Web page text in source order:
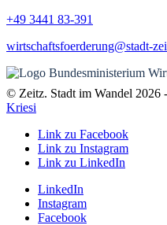
+49 3441 83-391
wirtschaftsfoerderung@stadt-
© Zeitz. Stadt im Wandel 2026 -
Kriesi
Link zu Facebook
Link zu Instagram
Link zu LinkedIn
LinkedIn
Instagram
Facebook